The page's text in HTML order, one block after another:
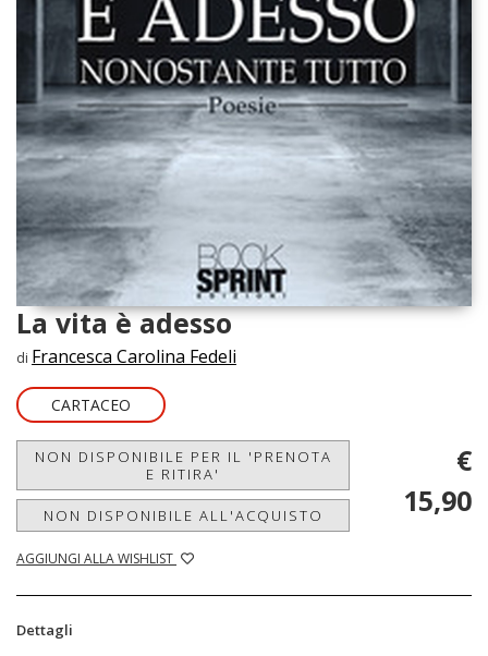
La vita è adesso
di Francesca Carolina Fedeli
CARTACEO
NON DISPONIBILE PER IL 'PRENOTA
E RITIRA'
NON DISPONIBILE ALL'ACQUISTO
AGGIUNGI ALLA WISHLIST
€
15,90
Dettagli